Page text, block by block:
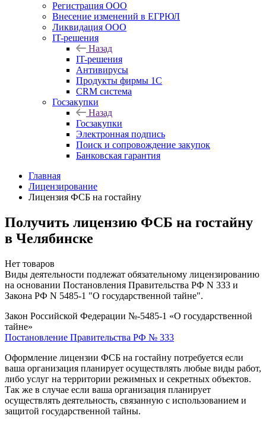
Регистрация ООО
Внесение изменений в ЕГРЮЛ
Ликвидация ООО
IT-решения
Назад
IT-решения
Антивирусы
Продукты фирмы 1C
CRM система
Госзакупки
Назад
Госзакупки
Электронная подпись
Поиск и сопровождение закупок
Банковская гарантия
Главная
Лицензирование
Лицензия ФСБ на гостайну
Получить лицензию ФСБ на гостайну
в Челябинске
Нет товаров
Виды деятельности подлежат обязательному лицензированию
на основании Постановления Правительства РФ N 333 и
Закона РФ N 5485-1 "О государственной тайне".
Закон Российской Федерации №-5485-1 «О государственной
тайне»
Постановление Правительства РФ № 333
Оформление лицензии ФСБ на гостайну потребуется если
ваша организация планирует осуществлять любые виды работ,
либо услуг на территории режимных и секретных объектов.
Так же в случае если ваша организация планирует
осуществлять деятельность, связанную с использованием и
защитой государственной тайны.